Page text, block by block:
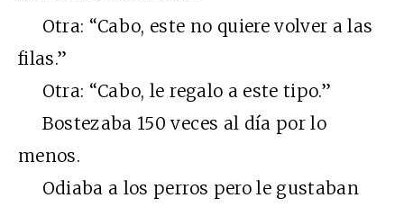
Otra: “Cabo, este no quiere volver a las
filas.”
Otra: “Cabo, le regalo a este tipo.”
Bostezaba 150 veces al día por lo
menos.
Odiaba a los perros pero le gustaban